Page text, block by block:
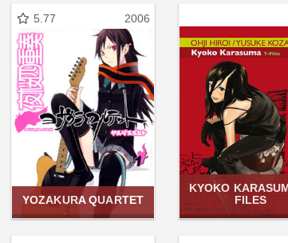
5.77 2006
YOZAKURA QUARTET
KYOKO
FILES